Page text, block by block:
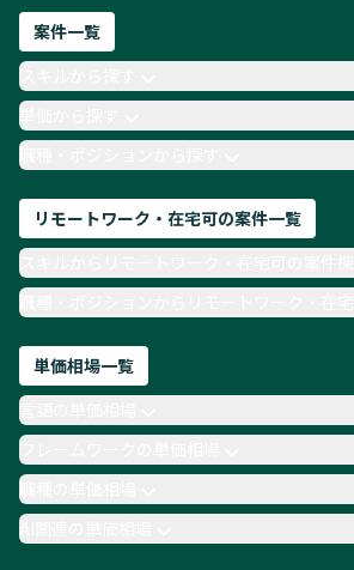
ネットワークエンジニア
AIエンジニア
Webデザイナー
月収100万円 業務委託
COBOL
TypeScript
Laravel AWS
案件一覧
単価から探す
職種・ポジションから探す
リモートワーク・在宅可の案件一覧
職種・ポジションからリモートワーク・在宅
単価相場一覧
職種の単価相場
AI関連の単価相場